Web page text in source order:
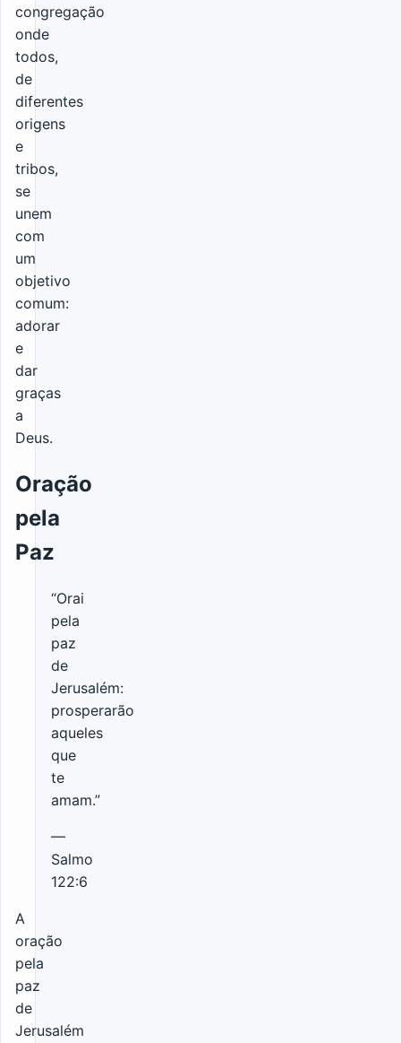
congregação
onde
todos,
de
diferentes
origens
e
tribos,
se
unem
com
um
objetivo
comum:
adorar
e
dar
graças
a
Deus.
Oração
pela
Paz
“Orai
pela
paz
de
Jerusalém:
prosperarão
aqueles
que
te
amam.”
—
Salmo
122:6
A
oração
pela
paz
de
Jerusalém